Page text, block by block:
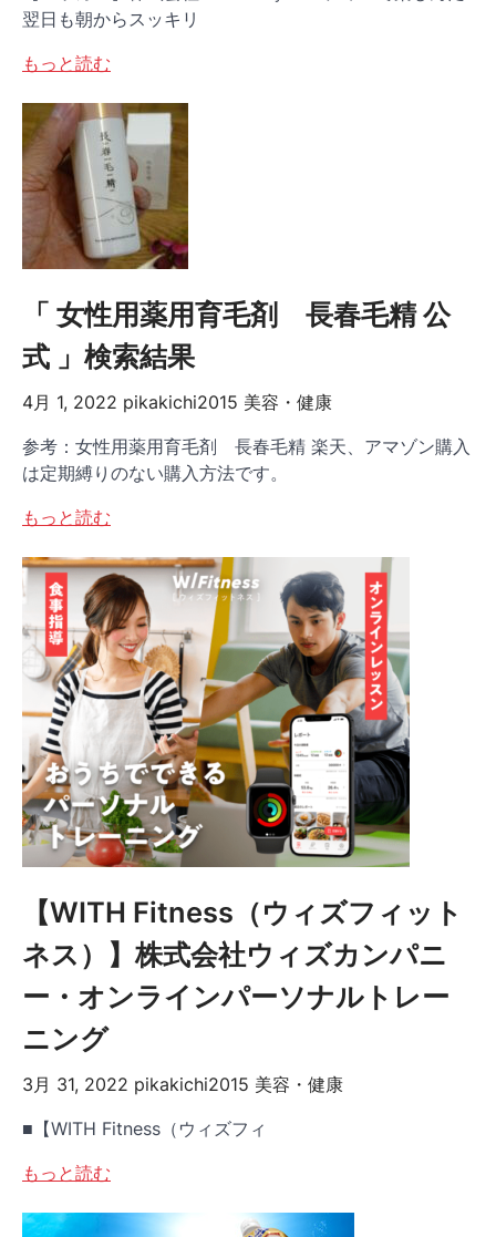
翌日も朝からスッキリ
もっと読む
「 女性用薬用育毛剤 長春毛精 公
式 」検索結果
4月 1, 2022 pikakichi2015 美容・健康
参考：女性用薬用育毛剤 長春毛精 楽天、アマゾン購入
は定期縛りのない購入方法です。
もっと読む
【WITH Fitness（ウィズフィット
ネス）】株式会社ウィズカンパニ
ー・オンラインパーソナルトレー
ニング
3月 31, 2022 pikakichi2015 美容・健康
■【WITH Fitness（ウィズフィ
もっと読む